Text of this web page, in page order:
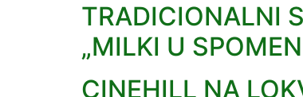
TRADICIONALNI
„MILKI U
CINEHILL NA